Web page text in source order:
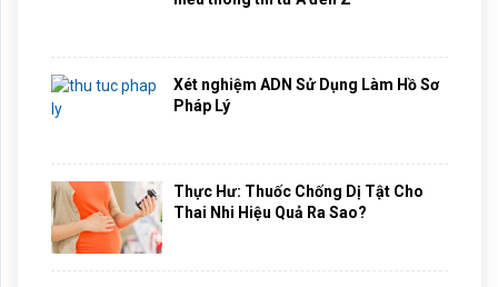
Xét nghiệm ADN Sử Dụng Làm Hồ Sơ
Pháp Lý
Thực Hư: Thuốc Chống Dị Tật Cho
Thai Nhi Hiệu Quả Ra Sao?